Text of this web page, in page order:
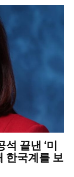
끝낸 ‘미
한국계를 보